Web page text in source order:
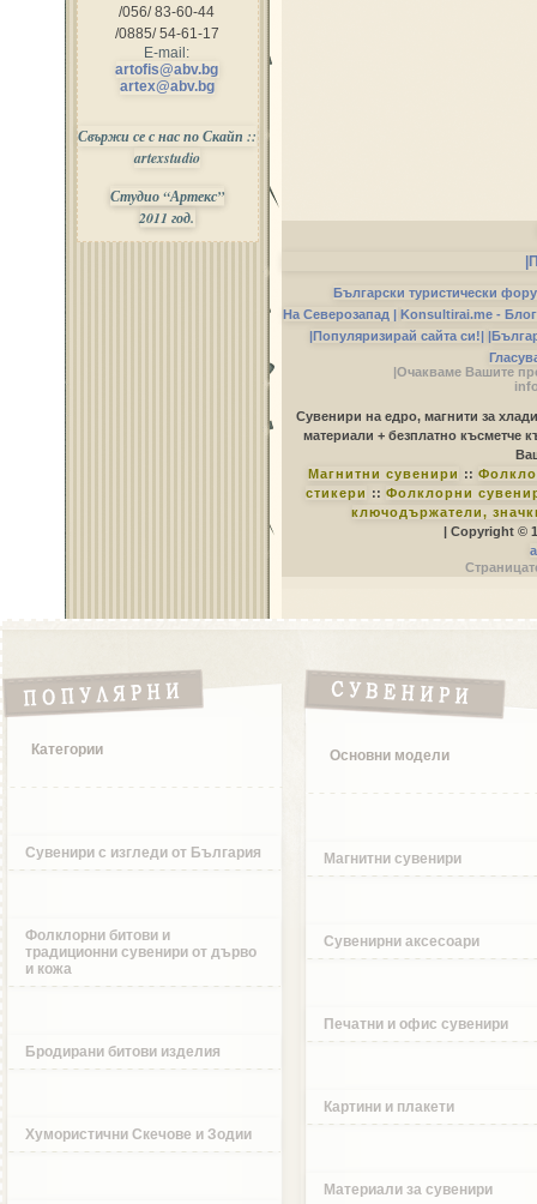
/056/ 83-60-44
/0885/ 54-61-17
E-mail:
artofis@abv.bg
artex@abv.bg
Свържи се с нас по Скайп ::
artexstudio
Студио “Артекс”
2011 год.
Български туристически
На Северозапад | Konsultirai.me -
|Популяризирай сайта си!|
|Очакваме Вашите
Сувенири на едро, магнити за
материали + безплатно късметче
Магнитни сувенири ::
стикери :: Фолклорни
ключодържатели,
| Copyright ©
Категории
Сувенири с изгледи от България
Фолклорни битови и
традиционни сувенири от дърво
и кожа
Бродирани битови изделия
Хумористични Скечове и Зодии
Основни модели
Магнитни сувенири
Сувенирни аксесоари
Печатни и офис сувенири
Картини и плакети
Материали за сувенири